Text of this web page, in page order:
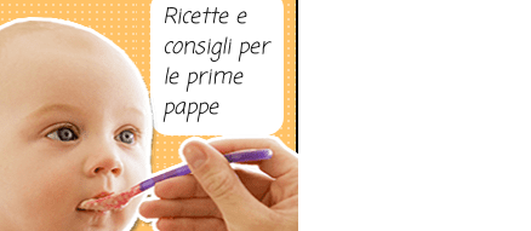
Ricette e
consigli per
le prime
pappe